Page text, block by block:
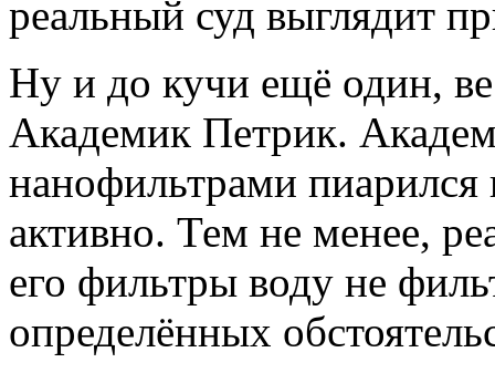
реальный суд выглядит
Ну и до кучи ещё один,
Академик Петрик.
нанофильтрами
активно. Тем не менее,
его фильтры воду не
определённых